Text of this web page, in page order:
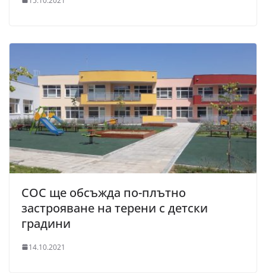
СОС ще обсъжда по-плътно
застрояване на терени с детски
градини
14.10.2021